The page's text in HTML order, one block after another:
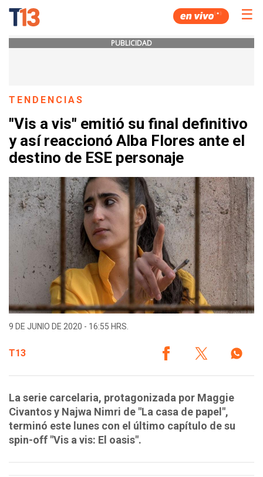
☰
PUBLICIDAD
TENDENCIAS
"Vis a vis" emitió su final definitivo
y así reaccionó Alba Flores ante el
destino de ESE personaje
9 DE JUNIO DE 2020 - 16:55 HRS.
T13
La serie carcelaria, protagonizada por Maggie
Civantos y Najwa Nimri de "La casa de papel",
terminó este lunes con el último capítulo de su
spin-off "Vis a vis: El oasis".